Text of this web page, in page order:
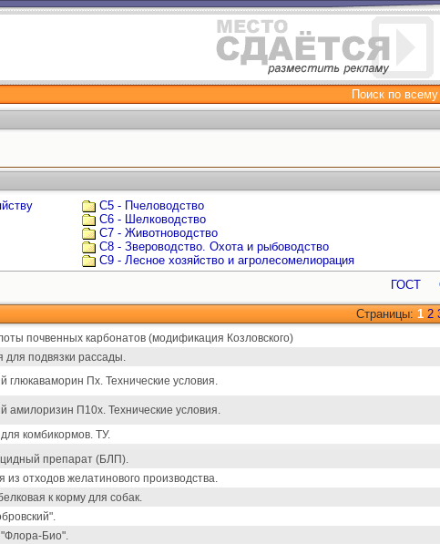
Поиск по
С5 - Пчеловодство
С6 - Шелководство
С7 - Животноводство
С8 - Звероводство. Охота и рыбоводство
С9 - Лесное хозяйство и агролесомелиорация
ГОСТ
Страницы: 1 2
почвенных карбонатов (модификация Козловского)
для подвязки рассады.
Пх. Технические условия.
амилоризин П10х. Технические условия.
комбикормов. ТУ.
препарат (БЛП).
из отходов желатинового производства.
к корму для собак.
"Флора-Био".